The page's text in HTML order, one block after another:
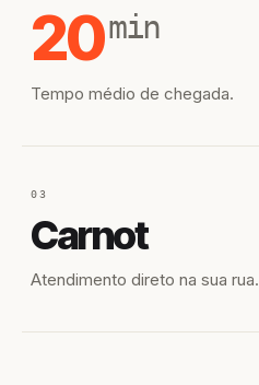
20min
Tempo médio de chegada.
03
Carnot
Atendimento direto na sua rua.